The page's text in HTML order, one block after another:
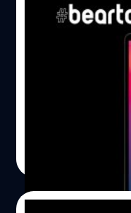
ปัจจุบัน…
ชิป ARM สำหรั
ออกแบบบนขน
Apple เตรียมหันมา
ภายในอีก 2 ปี แทนชิ
เตรียมจะปล่อย
โปรแกรมในสิ้นปีนี้ ซึ่
ออกแบบมาเพื่อใช้บ
ขนาด 5nm ซึ่งเล็กก
(ตอนนี้เล็กสุด 7nm)
เพราะทาง TSMC ก็
แล้วตามที่มีประกาศอ
|